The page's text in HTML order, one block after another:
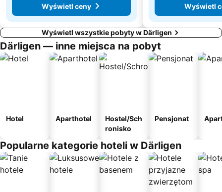
Wyświetl ceny
Wyświetl
Wyświetl wszystkie pobyty w Därligen
Därligen — inne miejsca na pobyt
Hotel Aparthotel
Hostel/Sch
ronisko
Pensjonat
Popularne kategorie hoteli w Därligen